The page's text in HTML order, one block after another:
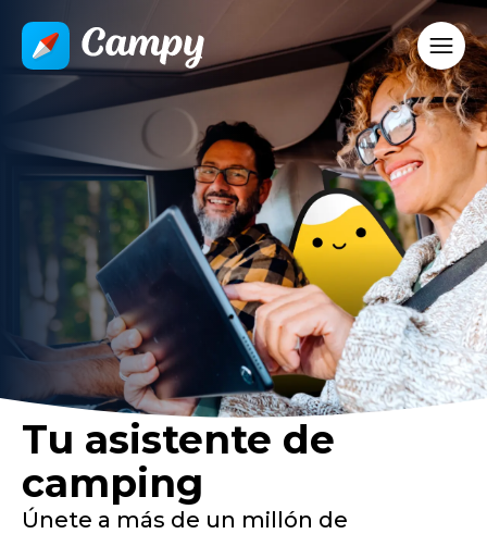
Tu asistente de
camping
Únete a más de un millón de